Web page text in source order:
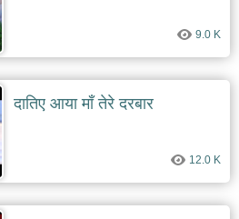
9.0 K
दातिए आया माँ तेरे दरबार
12.0 K